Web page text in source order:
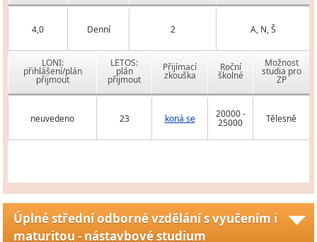
4,0 Denní 2 A, N, Š
LONI:
přihlášení/plán
přijmout
LETOS:
plán
přijmout
Přijímací
zkouška
Roční
školné
Možnost
studia pro
ZP
neuvedeno 23 koná se 20000 -
25000 Tělesně
Úplné střední odborné vzdělání s vyučením i
maturitou - nástavbové studium